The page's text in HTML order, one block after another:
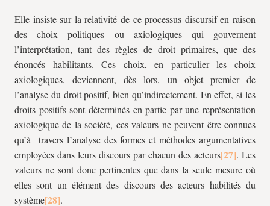
Elle insiste sur la relativité de ce processus discursif en raison
des choix politiques ou axiologiques qui gouvernent
l’interprétation, tant des règles de droit primaires, que des
énoncés habilitants. Ces choix, en particulier les choix
axiologiques, deviennent, dès lors, un objet premier de
l’analyse du droit positif, bien qu’indirectement. En effet, si les
droits positifs sont déterminés en partie par une représentation
axiologique de la société, ces valeurs ne peuvent être connues
qu’à travers l’analyse des formes et méthodes argumentatives
employées dans leurs discours par chacun des acteurs
. Les
valeurs ne sont donc pertinentes que dans la seule mesure où
elles sont un élément des discours des acteurs habilités du
système
.